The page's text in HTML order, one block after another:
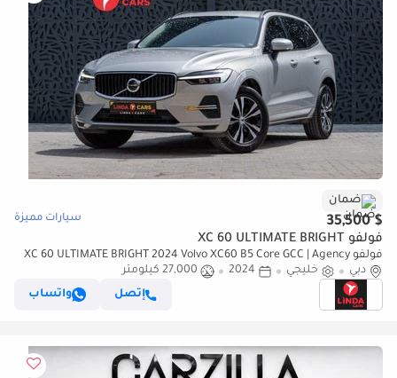
ضمان
$ 35,500 سيارات مميزة
فولفو XC 60 ULTIMATE BRIGHT
فولفو XC 60 ULTIMATE BRIGHT 2024 Volvo XC60 B5 Core GCC | Agency
Warranty
دبي خليجي 2024
27,000 كيلومتر
إتصل
واتساب